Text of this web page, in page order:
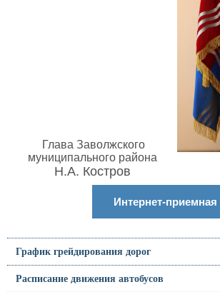
Глава Заволжского
муниципального района
Н.А. Костров
Интернет-приемная
График грейдирования дорог
Расписание движения автобусов